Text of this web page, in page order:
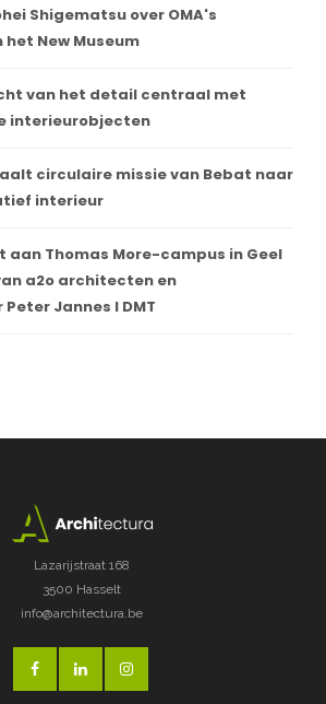
Shigematsu over OMA's
New Museum
van het detail centraal met
interieurobjecten
circulaire missie van Bebat naar
interieur
aan Thomas More-campus in Geel
a2o architecten en
Jannes I DMT
Lazarijstraat 168
3500 Hasselt
info@architectura.be